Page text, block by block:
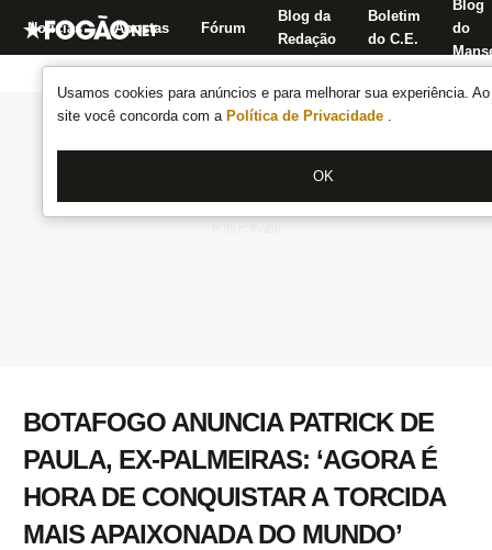
Usamos cookies para anúncios e para melhorar sua experiência.
site você concorda com a Política de Privacidade .
OK
Notícias Apostas Fórum
Blog da
Redação
Boletim
do C.E.
Blog
do
BOTAFOGO ANUNCIA PATRICK DE
PAULA, EX-PALMEIRAS: ‘AGORA É
HORA DE CONQUISTAR A TORCIDA
MAIS APAIXONADA DO MUNDO’